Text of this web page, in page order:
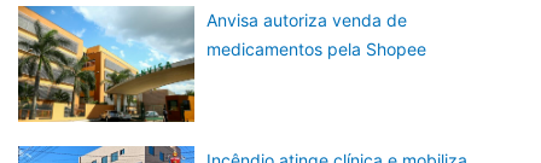
Anvisa autoriza venda de
medicamentos pela Shopee